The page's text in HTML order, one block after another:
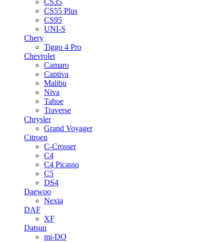
CS35
CS55 Plus
CS95
UNI-S
Chery
Tiggo 4 Pro
Chevrolet
Camaro
Captiva
Malibu
Niva
Tahoe
Traverse
Chrysler
Grand Voyager
Citroen
C-Crosser
C4
C4 Picasso
C5
DS4
Daewoo
Nexia
DAF
XF
Datsun
mi-DO